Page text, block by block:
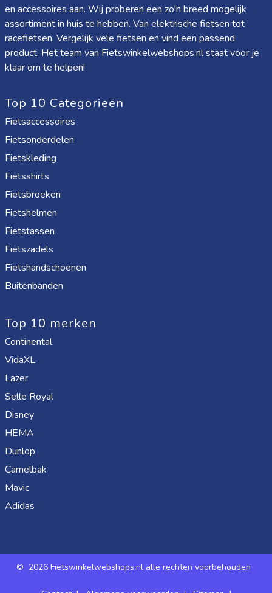
en accessoires aan. Wij proberen een zo'n breed mogelijk
assortiment in huis te hebben. Van elektrische fietsen tot
racefietsen. Vergelijk vele fietsen en vind een passend
product. Het team van Fietswinkelwebshops.nl staat voor je
klaar om te helpen!
Top 10 Categorieën
Fietsaccessoires
Fietsonderdelen
Fietskleding
Fietsshirts
Fietsbroeken
Fietshelmen
Fietstassen
Fietszadels
Fietshandschoenen
Buitenbanden
Top 10 merken
Continental
VidaXL
Lazer
Selle Royal
Disney
HEMA
Dunlop
Camelbak
Mavic
Adidas
© 2026 Fietswinkelwebshops.nl alle rechten voorbehouden